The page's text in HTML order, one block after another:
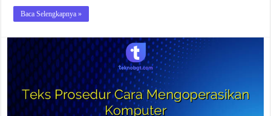
Baca Selengkapnya »